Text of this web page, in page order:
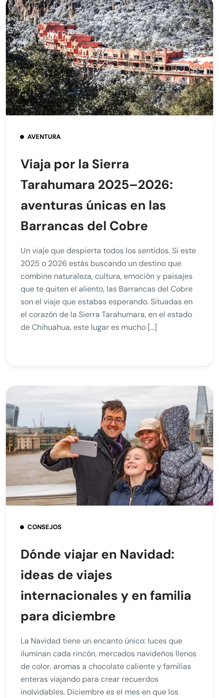
AVENTURA
Viaja por la Sierra
Tarahumara 2025–2026:
aventuras únicas en las
Barrancas del Cobre
Un viaje que despierta todos los sentidos. Si este
2025 o 2026 estás buscando un destino que
combine naturaleza, cultura, emoción y paisajes
que te quiten el aliento, las Barrancas del Cobre
son el viaje que estabas esperando. Situadas en
el corazón de la Sierra Tarahumara, en el estado
de Chihuahua, este lugar es mucho […]
CONSEJOS
Dónde viajar en Navidad:
ideas de viajes
internacionales y en familia
para diciembre
La Navidad tiene un encanto único: luces que
iluminan cada rincón, mercados navideños llenos
de color, aromas a chocolate caliente y familias
enteras viajando para crear recuerdos
inolvidables. Diciembre es el mes en que los